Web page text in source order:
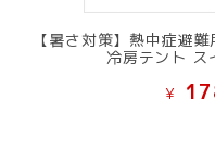
【暑さ対策】熱中症避
冷房テント
¥